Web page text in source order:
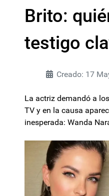
Brito:
testigo
Creado: 17
La actriz demandó a
TV y en la causa
inesperada: Wanda